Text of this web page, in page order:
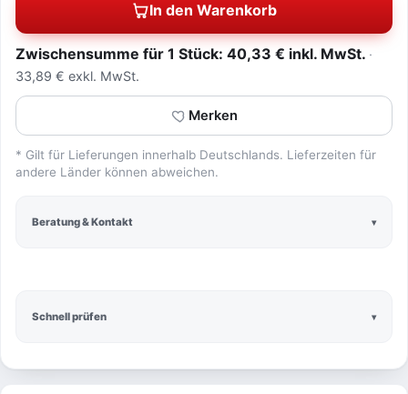
Schnell prüfen
In den Warenkorb
Zwischensumme für 1 Stück: 40,33 € inkl. MwSt.
33,89 € exkl. MwSt.
Merken
* Gilt für Lieferungen innerhalb Deutschlands. Lieferzeiten für
andere Länder können abweichen.
Beratung & Kontakt